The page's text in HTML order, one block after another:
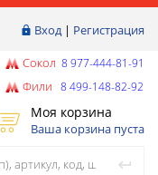
Вход| Регистрация
Сокол 8 977-444-81-91
Фили 8 499-148-82-92
Моя корзина
Ваша корзина пуста